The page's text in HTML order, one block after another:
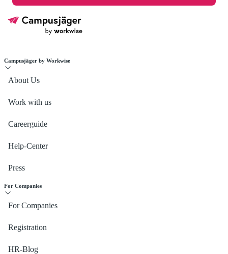
Campusjäger by Workwise
About Us
Work with us
Careerguide
Help-Center
Press
For Companies
For Companies
Registration
HR-Blog